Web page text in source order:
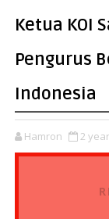
Ketua KOI
Pengurus
Indonesia
Hamron 2